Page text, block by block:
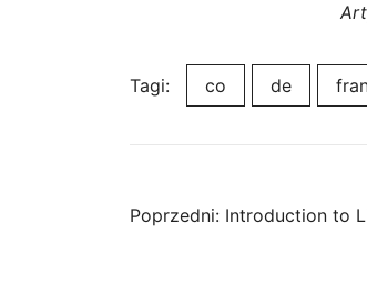
Tagi: co de
Poprzedni: Introduction to